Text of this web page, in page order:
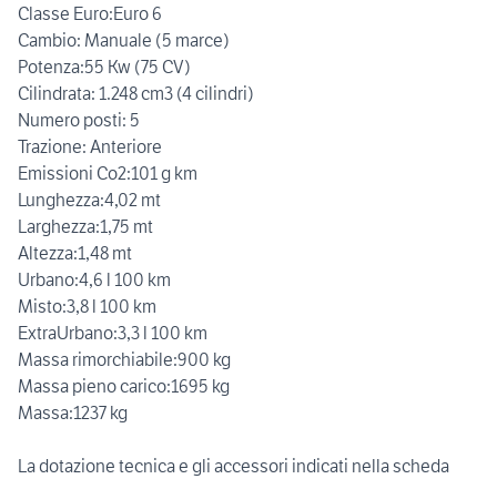
Classe Euro:Euro 6
Cambio: Manuale (5 marce)
Potenza:55 Kw (75 CV)
Cilindrata: 1.248 cm3 (4 cilindri)
Numero posti: 5
Trazione: Anteriore
Emissioni Co2:101 g km
Lunghezza:4,02 mt
Larghezza:1,75 mt
Altezza:1,48 mt
Urbano:4,6 l 100 km
Misto:3,8 l 100 km
ExtraUrbano:3,3 l 100 km
Massa rimorchiabile:900 kg
Massa pieno carico:1695 kg
Massa:1237 kg
La dotazione tecnica e gli accessori indicati nella scheda